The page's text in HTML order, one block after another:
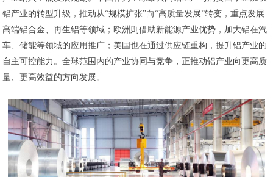
铝产业的转型升级，推动从“规模扩张”向“高质量发展”转变，重点发展
高端铝合金、再生铝等领域；欧洲则借助新能源产业优势，加大铝在汽
车、储能等领域的应用推广；美国也在通过供应链重构，提升铝产业的
自主可控能力。全球范围内的产业协同与竞争，正推动铝产业向更高质
量、更高效益的方向发展。